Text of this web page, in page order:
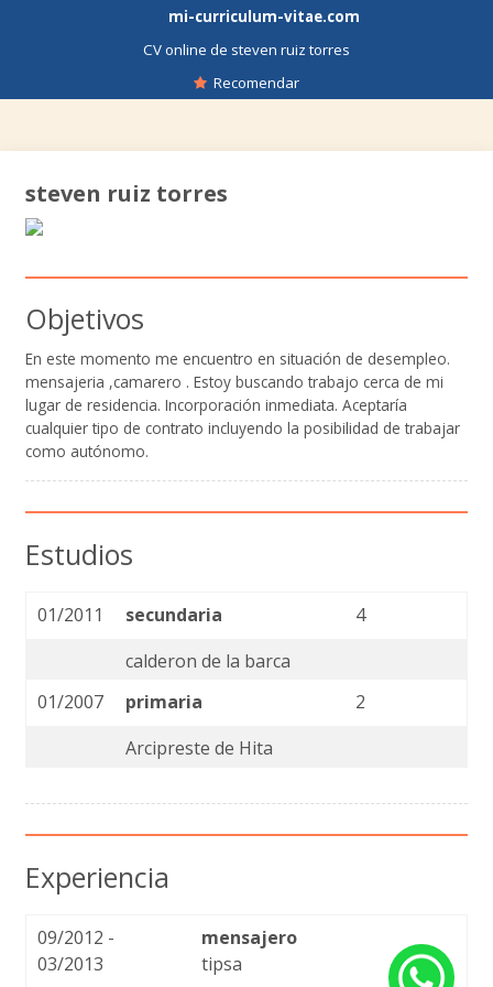
mi-curriculum-vitae.com
CV online de steven ruiz torres
Recomendar
steven ruiz torres
Objetivos
En este momento me encuentro en situación de desempleo.
mensajeria ,camarero . Estoy buscando trabajo cerca de mi
lugar de residencia. Incorporación inmediata. Aceptaría
cualquier tipo de contrato incluyendo la posibilidad de trabajar
como autónomo.
Estudios
01/2011 secundaria
4
calderon de la barca
01/2007
primaria
2
Arcipreste de Hita
Experiencia
09/2012 -
03/2013
mensajero
tipsa